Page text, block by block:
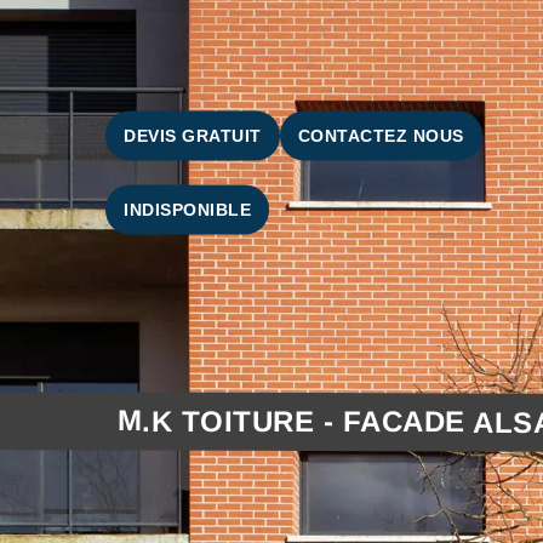
DEVIS GRATUIT CONTACTEZ NOUS
INDISPONIBLE
M.K TOITURE - FACADE